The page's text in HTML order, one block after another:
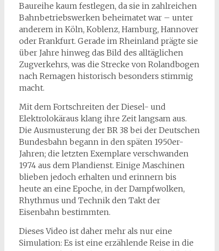
Baureihe kaum festlegen, da sie in zahlreichen
Bahnbetriebswerken beheimatet war – unter
anderem in Köln, Koblenz, Hamburg, Hannover
oder Frankfurt. Gerade im Rheinland prägte sie
über Jahre hinweg das Bild des alltäglichen
Zugverkehrs, was die Strecke von Rolandbogen
nach Remagen historisch besonders stimmig
macht.
Mit dem Fortschreiten der Diesel- und
Elektrolokäraus klang ihre Zeit langsam aus.
Die Ausmusterung der BR 38 bei der Deutschen
Bundesbahn begann in den späten 1950er-
Jahren; die letzten Exemplare verschwanden
1974 aus dem Plandienst. Einige Maschinen
blieben jedoch erhalten und erinnern bis
heute an eine Epoche, in der Dampfwolken,
Rhythmus und Technik den Takt der
Eisenbahn bestimmten.
Dieses Video ist daher mehr als nur eine
Simulation: Es ist eine erzählende Reise in die